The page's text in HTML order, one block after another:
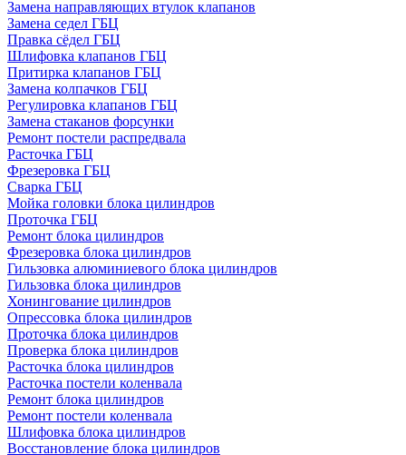
Замена направляющих втулок клапанов
Замена седел ГБЦ
Правка сёдел ГБЦ
Шлифовка клапанов ГБЦ
Притирка клапанов ГБЦ
Замена колпачков ГБЦ
Регулировка клапанов ГБЦ
Замена стаканов форсунки
Ремонт постели распредвала
Расточка ГБЦ
Фрезеровка ГБЦ
Сварка ГБЦ
Мойка головки блока цилиндров
Проточка ГБЦ
Ремонт блока цилиндров
Фрезеровка блока цилиндров
Гильзовка алюминиевого блока цилиндров
Гильзовка блока цилиндров
Хонингование цилиндров
Опрессовка блока цилиндров
Проточка блока цилиндров
Проверка блока цилиндров
Расточка блока цилиндров
Расточка постели коленвала
Ремонт блока цилиндров
Ремонт постели коленвала
Шлифовка блока цилиндров
Восстановление блока цилиндров